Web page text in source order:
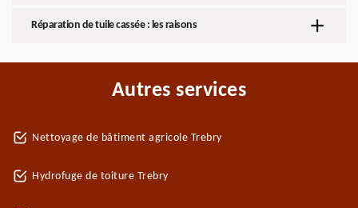
Réparation de tuile cassée : les raisons
Autres services
Nettoyage de bâtiment agricole Trebry
Hydrofuge de toiture Trebry